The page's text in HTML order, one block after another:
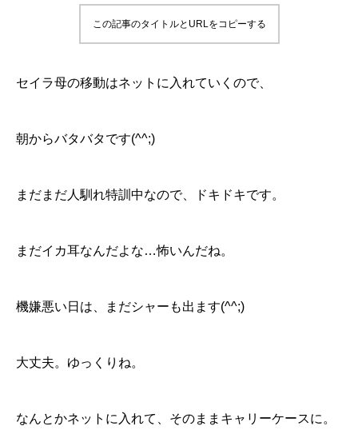
この記事のタイトルとURLをコピーする
セイラ母の移動はネットに入れていくので、
朝からバタバタです(^^;)
まだまだ人馴れ特訓中なので、ドキドキです。
まだイカ耳なんだよな…怖いんだね。
機嫌悪い日は、まだシャーも出ます(^^;)
大丈夫。ゆっくりね。
なんとかネットに入れて、そのままキャリーケースに。